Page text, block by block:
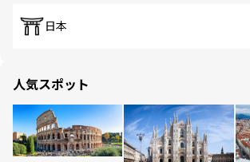
日本
人気スポット